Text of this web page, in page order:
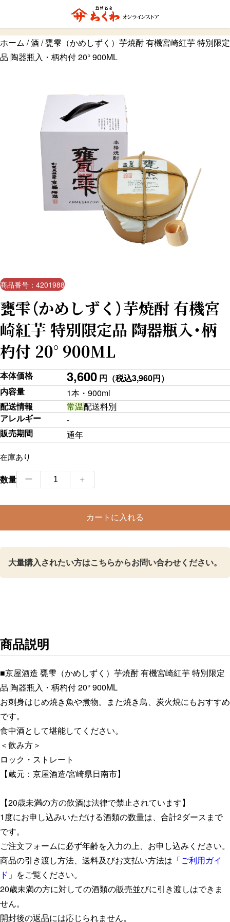
ホーム /酒/ 甕雫（かめしずく）芋焼酎 有機宮崎紅芋 特別限定
品 陶器瓶入・柄杓付 20° 900ML
商品番号：4201988
甕雫（かめしずく）芋焼酎 有機宮
崎紅芋 特別限定品 陶器瓶入・柄
杓付 20° 900ML
本体価格 3,600 円 （税込3,960円）
内容量
1本・900ml
配送情報
常温配送料別
アレルギー
-
販売期間
通年
在庫あり
数量 ー
雫
（か
ず
く）
芋
機
宮
紅
芋
特
別
限
定
品
陶
瓶
入・
柄
杓
付
20°
900ML
個
＋
カートに入れる
大量購入されたい方はこちらからお問い合わせください。
商品説明
■京屋酒造 甕雫（かめしずく）芋焼酎 有機宮崎紅芋 特別限定
品 陶器瓶入・柄杓付 20° 900ML
お刺身はじめ焼き魚や煮物。また焼き鳥、炭火焼にもおすすめ
です。
食中酒として堪能してください。
＜飲み方＞
ロック・ストレート
【蔵元：京屋酒造/宮崎県日南市】
【20歳未満の方の飲酒は法律で禁止されています】
1度にお申し込みいただける酒類の数量は、合計2ダースまで
です。
ご注文フォームに必ず年齢を入力の上、お申し込みください。
商品の引き渡し方法、送料及びお支払い方法は「ご利用ガイ
ド 」をご覧ください。
20歳未満の方に対しての酒類の販売並びに引き渡しはできま
せん。
開封後の返品には応じられません。